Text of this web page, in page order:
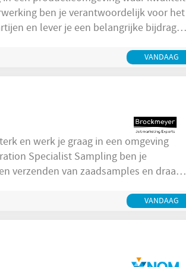
ben je verantwoordelijk voor het
en lever je een belangrijke bijdrage
de juiste manier worden verwerkt en
VANDAAG
en werk je graag in een omgeving
Specialist Sampling ben je
verzenden van zaadsamples en draag
correct bemonsteren, registreren,
VANDAAG